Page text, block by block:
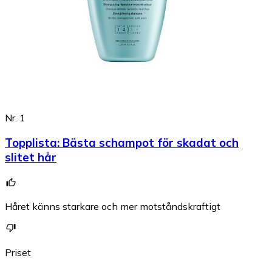
Nr. 1
Topplista: Bästa schampot för skadat och
slitet hår
Håret känns starkare och mer motståndskraftigt
Priset